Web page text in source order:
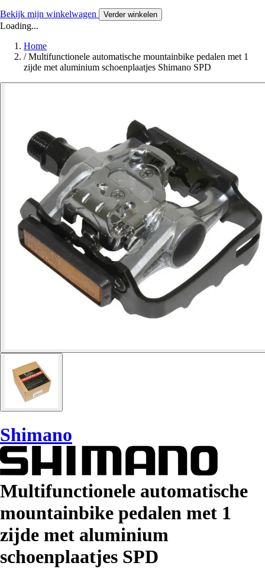
Bekijk mijn winkelwagen Verder winkelen
Loading...
Home
/ Multifunctionele automatische mountainbike pedalen met 1
zijde met aluminium schoenplaatjes Shimano SPD
Shimano
Multifunctionele automatische
mountainbike pedalen met 1
zijde met aluminium
schoenplaatjes SPD